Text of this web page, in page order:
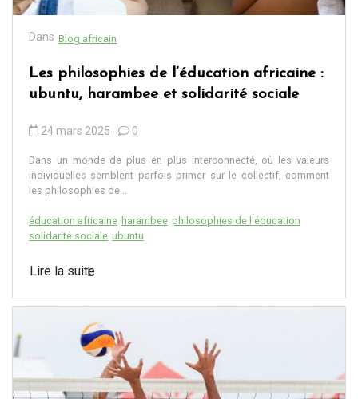
Dans Blog africain
Les philosophies de l’éducation africaine :
ubuntu, harambee et solidarité sociale
24 mars 2025 0
Dans un monde de plus en plus interconnecté, où les valeurs
individuelles semblent parfois primer sur le collectif, comment
les philosophies de...
éducation africaine harambee philosophies de l'éducation
solidarité sociale ubuntu
Lire la suite